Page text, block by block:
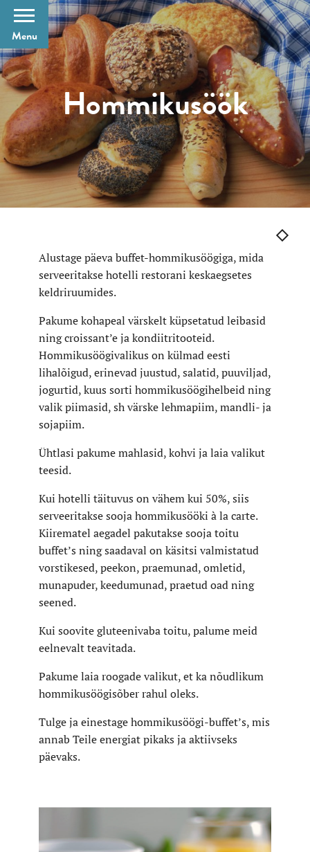
Menu
Toad
Eripakkumised
Kuhu minna?
Galerii
Reserveeri kohe!
Close
Hommikusöök
Alustage päeva buffet-hommikusöögiga, mida
serveeritakse hotelli restorani keskaegsetes
keldriruumides.
Pakume kohapeal värskelt küpsetatud leibasid
ning croissant’e ja kondiitritooteid.
Hommikusöögivalikus on külmad eesti
lihalõigud, erinevad juustud, salatid, puuviljad,
jogurtid, kuus sorti hommikusöögihelbeid ning
valik piimasid, sh värske lehmapiim, mandli- ja
sojapiim.
Ühtlasi pakume mahlasid, kohvi ja laia valikut
teesid.
Kui hotelli täituvus on vähem kui 50%, siis
serveeritakse sooja hommikusööki à la carte.
Kiirematel aegadel pakutakse sooja toitu
buffet’s ning saadaval on käsitsi valmistatud
vorstikesed, peekon, praemunad, omletid,
munapuder, keedumunad, praetud oad ning
seened.
Kui soovite gluteenivaba toitu, palume meid
eelnevalt teavitada.
Pakume laia roogade valikut, et ka nõudlikum
hommikusöögisõber rahul oleks.
Tulge ja einestage hommikusöögi-buffet’s, mis
annab Teile energiat pikaks ja aktiivseks
päevaks.